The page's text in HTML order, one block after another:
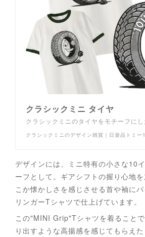
クラシックミニ タイヤ
クラシックミニのタイヤをモチーフにし
クラシックミニのデザイン雑貨｜日遊品トミー
デザインには、ミニ特有の小さな10
ーフとして。ギアシフトの握り心地
こか懐かしさを感じさせる首や袖に
リンガーTシャツで仕上げています。
この"MINI Grip"Tシャツを着ること
り出すような高揚感を感じてもらえ